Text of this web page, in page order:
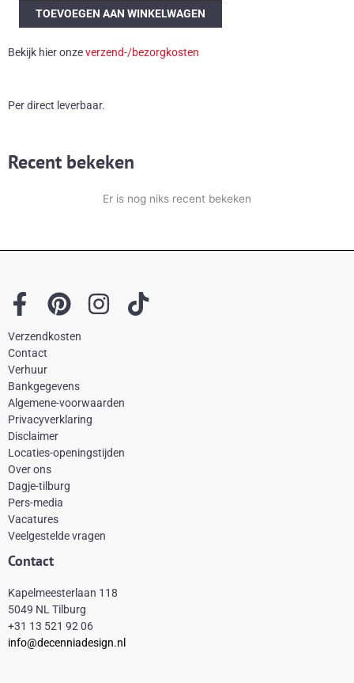
Novaresi
wandlamp
TOEVOEGEN AAN WINKELWAGEN
Bekijk hier onzeverzend-/bezorgkosten
Per direct leverbaar.
Recent bekeken
Er is nog niks recent bekeken
F
a
c
e
b
o
o
k
-
f
P
i
e
r
e
t
I
a
r
T
Verzendkosten
Contact
Verhuur
Bankgegevens
Algemene-voorwaarden
Privacyverklaring
Disclaimer
Locaties-openingstijden
Over ons
Dagje-tilburg
Pers-media
Vacatures
Veelgestelde vragen
Contact
Kapelmeesterlaan 118
5049 NL Tilburg
+31 13 521 92 06
info@decenniadesign.nl